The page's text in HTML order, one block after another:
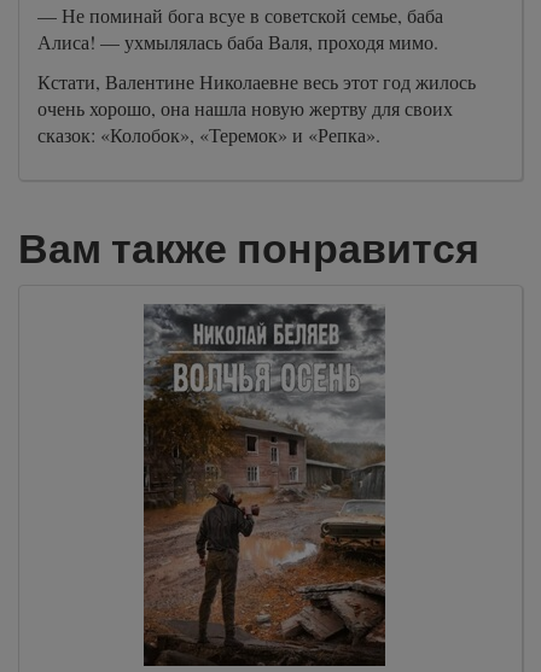
— Не поминай бога всуе в советской семье, баба
Алиса! — ухмылялась баба Валя, проходя мимо.
Кстати, Валентине Николаевне весь этот год жилось
очень хорошо, она нашла новую жертву для своих
сказок: «Колобок», «Теремок» и «Репка».
Вам также понравится